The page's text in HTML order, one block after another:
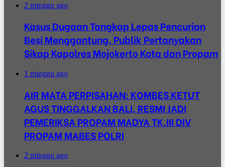
2 minggu ago
Kasus Dugaan Tangkap Lepas Pencurian
Besi Menggantung, Publik Pertanyakan
Sikap Kapolres Mojokerto Kota dan Propam
1 minggu ago
AIR MATA PERPISAHAN: KOMBES KETUT
AGUS TINGGALKAN BALI, RESMI JADI
PEMERIKSA PROPAM MADYA TK.III DIV
PROPAM MABES POLRI
2 minggu ago